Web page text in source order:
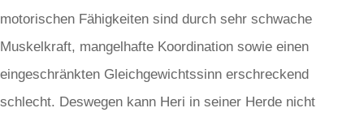
motorischen Fähigkeiten sind durch sehr schwache
Muskelkraft, mangelhafte Koordination sowie einen
eingeschränkten Gleichgewichtssinn erschreckend
schlecht. Deswegen kann Heri in seiner Herde nicht